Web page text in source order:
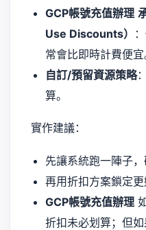
GCP帳號充值辦理
Use Discounts）
常會比即時計費便宜
自訂/預留資源策略
算。
實作建議：
先讓系統跑一陣子，
再用折扣方案鎖定更
GCP帳號充值辦理
折扣未必划算；但